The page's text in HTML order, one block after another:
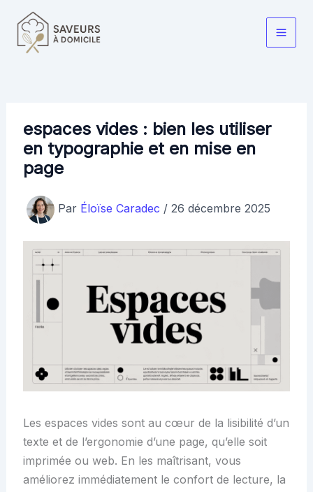
contenu
Main
espaces vides : bien les utiliser
en typographie et en mise en
page
Par Éloïse Caradec / 26 décembre 2025
Les espaces vides sont au cœur de la lisibilité d’un
texte et de l’ergonomie d’une page, qu’elle soit
imprimée ou web. En les maîtrisant, vous
améliorez immédiatement le confort de lecture, la